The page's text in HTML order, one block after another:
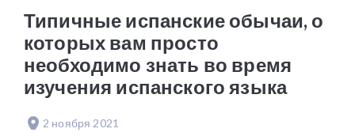
Типичные испанские обычаи, о
которых вам просто
необходимо знать во время
изучения испанского языка
2 ноября 2021